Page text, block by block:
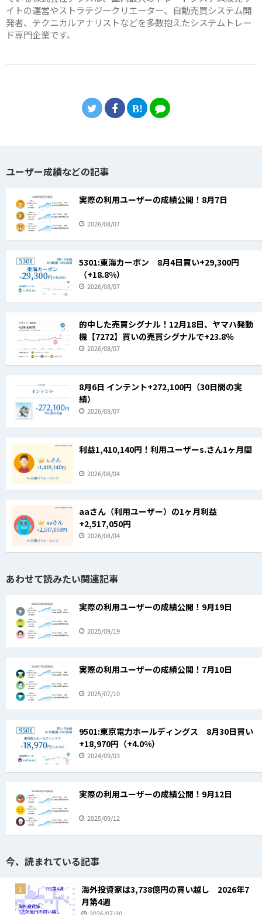
イトの運営やストラテジークリエーター、自動売買システム開
発者、テクニカルアナリストなどを多数抱えたシステムトレー
ド専門企業です。
ユーザー成績などの記事
実際の利用ユーザーの成績公開！8月7日
2026/08/07
5301:東海カーボン 8月4日買い+29,300円
（+18.8%）
2026/08/07
的中した売買シグナル！12月18日、ヤマハ発動
機【7272】買いの売買シグナルで+23.8％
2026/08/07
8月6日 インテント+272,100円（30日間の実
績）
2026/08/07
利益1,410,140円！利用ユーザーs.さん1ヶ月間
2026/08/04
aaさん（利用ユーザー）の1ヶ月利益
+2,517,050円
2026/08/04
あわせて読みたい関連記事
実際の利用ユーザーの成績公開！9月19日
2025/09/19
実際の利用ユーザーの成績公開！7月10日
2025/07/10
9501:東京電力ホールディングス 8月30日買い
+18,970円（+4.0%）
2024/09/03
実際の利用ユーザーの成績公開！9月12日
2025/09/12
今、読まれている記事
1
海外投資家は3,738億円の買い越し 2026年7
月第4週
2026/07/30